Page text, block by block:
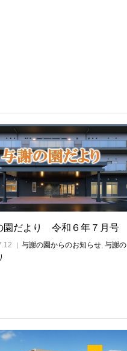
園だより 令和６年７月号
与謝の園からのお知らせ, 与謝の